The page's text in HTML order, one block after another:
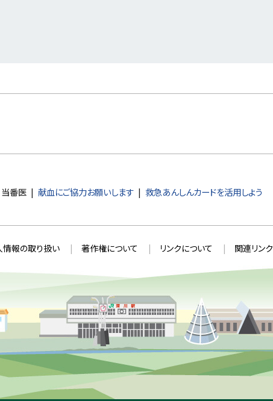
当番医 献血にご協力お願いします 救急あんしんカードを活用しよう
情報の取り扱い 著作権について リンクについて 関連リンク